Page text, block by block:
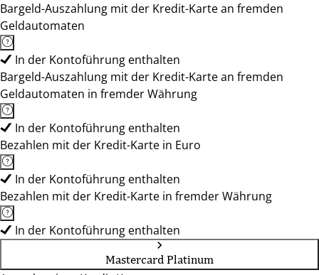
Bargeld-Auszahlung mit der Kredit-Karte an fremden
Geldautomaten
In der Kontoführung enthalten
Bargeld-Auszahlung mit der Kredit-Karte an fremden
Geldautomaten in fremder Währung
In der Kontoführung enthalten
Bezahlen mit der Kredit-Karte in Euro
In der Kontoführung enthalten
Bezahlen mit der Kredit-Karte in fremder Währung
In der Kontoführung enthalten
Mastercard Platinum